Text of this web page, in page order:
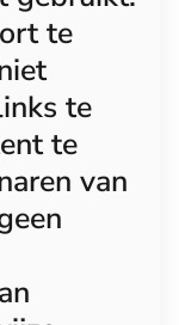
te
te
te
van